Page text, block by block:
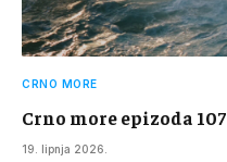
CRNO MORE
Crno more epizoda 107
19. lipnja 2026.